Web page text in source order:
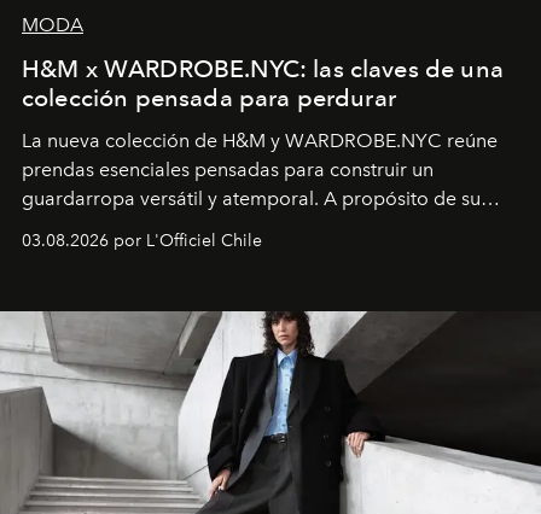
MODA
H&M x WARDROBE.NYC: las claves de una
colección pensada para perdurar
La nueva colección de H&M y WARDROBE.NYC reúne
prendas esenciales pensadas para construir un
guardarropa versátil y atemporal. A propósito de su
lanzamiento, los fundadores de la firma neoyorquina y
la asesora creativa y jefa de diseño global de la marca
y la filosofía detrás de la propuesta.
03.08.2026 por L'Officiel Chile